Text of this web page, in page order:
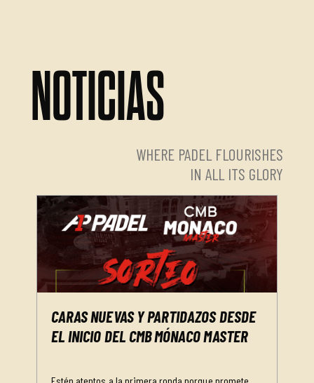
NOTICIAS
WHERE PADEL FLOURISHES
IN ALL ITS GLORY
CARAS NUEVAS Y PARTIDAZOS DESDE
EL INICIO DEL CMB MÓNACO MASTER